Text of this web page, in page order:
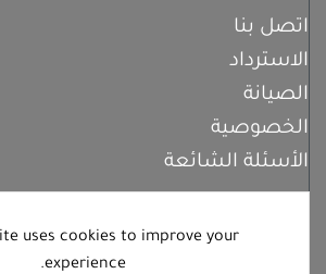
uses cookies to improve your
experience.
اتصل بنا
الاسترداد
الصيانة
الخصوصية
الأسئلة الشائعة
اشترك معنا